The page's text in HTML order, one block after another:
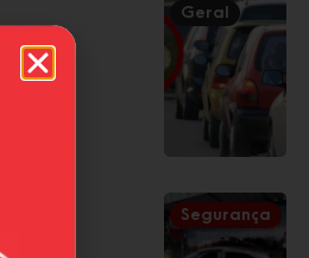
Geral
Segurança